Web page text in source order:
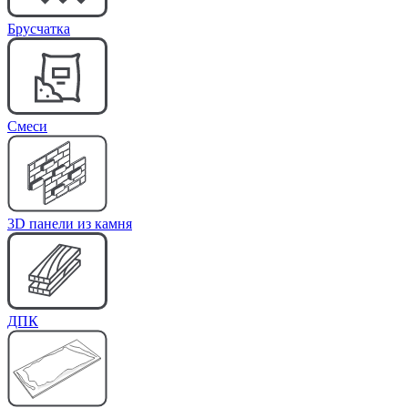
Брусчатка
Cмеси
3D панели из камня
ДПК